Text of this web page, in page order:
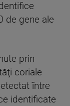
de gene ale
prin
coriale
între
identificate